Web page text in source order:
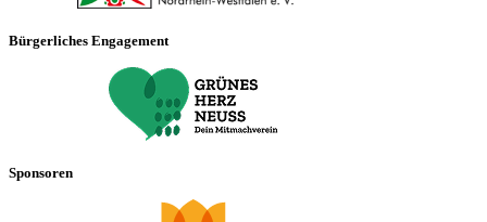
Bürgerliches Engagement
Sponsoren